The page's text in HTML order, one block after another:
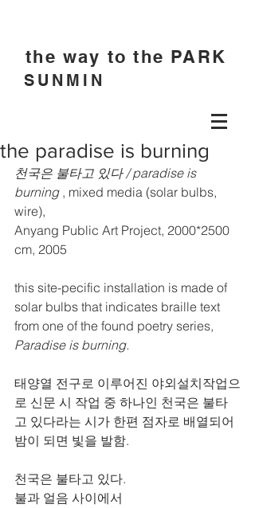
the way to the PARK
SUNMIN
the paradise is burning
천국은 불타고 있다 / paradise is
burning , mixed media (solar bulbs,
wire),
Anyang Public Art Project, 2000*2500
cm, 2005
this site-pecific installation is made of
solar bulbs that indicates braille text
from one of the found poetry series,
Paradise is burning.
태양열 전구로 이루어진 야외설치작업으
로 신문 시 작업 중 하나인 천국은 불타
고 있다라는 시가 한편 점자로 배열되어
밤이 되면 빛을 발함.
천국은 불타고 있다.
불과 얼음 사이에서